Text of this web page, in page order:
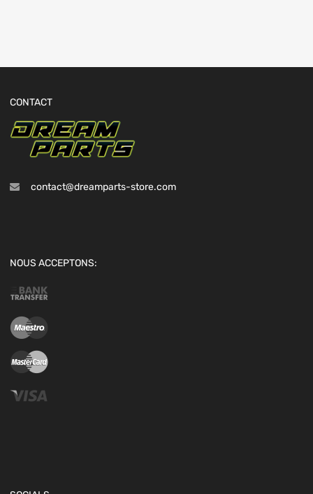
CONTACT
contact@dreamparts-store.com
NOUS ACCEPTONS: